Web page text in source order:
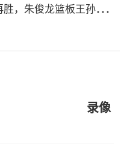
，朱俊龙篮板王孙铭
录像